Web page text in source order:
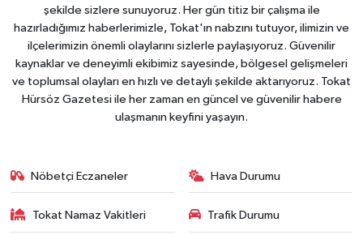
şekilde sizlere sunuyoruz. Her gün titiz bir çalışma ile
hazırladığımız haberlerimizle, Tokat'ın nabzını tutuyor, ilimizin ve
ilçelerimizin önemli olaylarını sizlerle paylaşıyoruz. Güvenilir
kaynaklar ve deneyimli ekibimiz sayesinde, bölgesel gelişmeleri
ve toplumsal olayları en hızlı ve detaylı şekilde aktarıyoruz. Tokat
Hürsöz Gazetesi ile her zaman en güncel ve güvenilir habere
ulaşmanın keyfini yaşayın.
Nöbetçi Eczaneler Hava Durumu
Tokat Namaz Vakitleri Trafik Durumu